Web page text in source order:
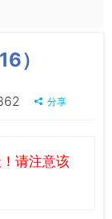
）
分享
请注意该